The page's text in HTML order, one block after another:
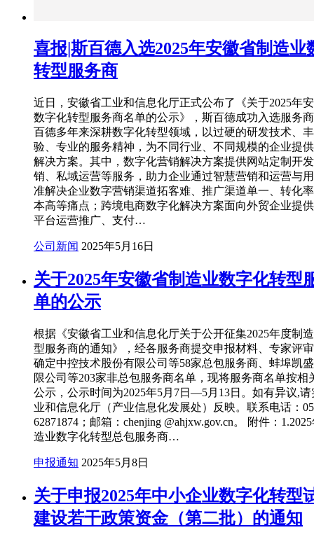
喜报|斯百德入选2025年安徽省制造业
转型服务商
近日，安徽省工业和信息化厅正式公布了《关于2025年
数字化转型服务商名单的公示》，斯百德成功入选服务
百德多年来深耕数字化转型领域，以过硬的研发技术、
验、专业的服务精神，为不同行业、不同规模的企业提
解决方案。其中，数字化营销解决方案提供网站定制开
销、私域运营等服务，助力企业通过智慧营销和运营与
准解决企业数字营销渠道拓客难、推广渠道单一、转化
本高等痛点；跨境电商数字化解决方案面向外贸企业提
平台运营推广、支付…
公司新闻 2025年5月16日
关于2025年安徽省制造业数字化转型
单的公示
根据《安徽省工业和信息化厅关于公开征集2025年度制
型服务商的通知》，经各服务商提交申报材料、专家评
确定中控技术股份有限公司等58家总包服务商、蚌埠凯
限公司等203家非总包服务商名单，现将服务商名单按相
公示，公示时间为2025年5月7日—5月13日。如有异议,
业和信息化厅（产业信息化发展处）反映。联系电话：
62871874；邮箱：chenjing @ahjxw.gov.cn。 附件：
造业数字化转型总包服务商…
申报通知 2025年5月8日
关于申报2025年中小企业数字化转型
建设若干政策资金（第二批）的通知